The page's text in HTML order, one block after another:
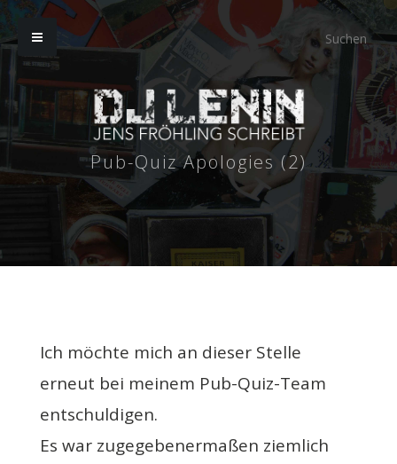
Pub-Quiz Apologies (2)
Ich möchte mich an dieser Stelle
erneut bei meinem Pub-Quiz-Team
entschuldigen.
Es war zugegebenermaßen ziemlich